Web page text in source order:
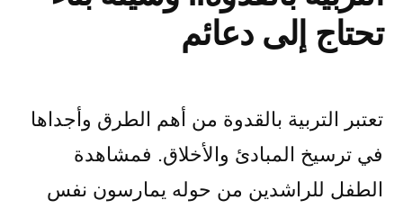
تحتاج إلى دعائم
تعتبر التربية بالقدوة من أهم الطرق وأجداها
في ترسيخ المبادئ والأخلاق. فمشاهدة
الطفل للراشدين من حوله يمارسون نفس